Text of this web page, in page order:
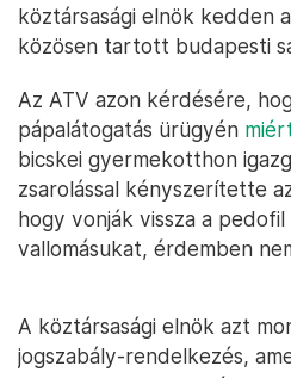
köztársasági elnök kedden
közösen tartott budapesti
Az ATV azon kérdésére,
pápalátogatás ürügyén
bicskei gyermekotthon
zsarolással kényszerítette
hogy vonják vissza a
vallomásukat, érdemben
A köztársasági elnök azt
jogszabály-rendelkezés,